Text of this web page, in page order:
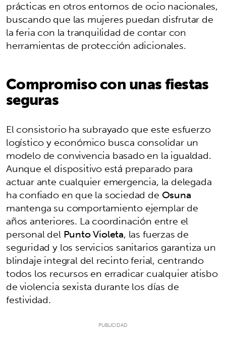
prácticas en otros entornos de ocio nacionales,
buscando que las mujeres puedan disfrutar de
la feria con la tranquilidad de contar con
herramientas de protección adicionales.
Compromiso con unas fiestas
seguras
El consistorio ha subrayado que este esfuerzo
logístico y económico busca consolidar un
modelo de convivencia basado en la igualdad.
Aunque el dispositivo está preparado para
actuar ante cualquier emergencia, la delegada
ha confiado en que la sociedad de Osuna
mantenga su comportamiento ejemplar de
años anteriores. La coordinación entre el
personal delPunto Violeta, las fuerzas de
seguridad y los servicios sanitarios garantiza un
blindaje integral del recinto ferial, centrando
todos los recursos en erradicar cualquier atisbo
de violencia sexista durante los días de
festividad.